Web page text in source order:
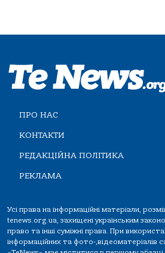
ПРО НАС
КОНТАКТИ
РЕДАКЦІЙНА ПОЛІТИКА
РЕКЛАМА
Усі права на інформаційні матеріали,
tenews.org.ua, захищені українським
право та інші суміжні права. При
інформаційних та фото-,відеоматеріалів